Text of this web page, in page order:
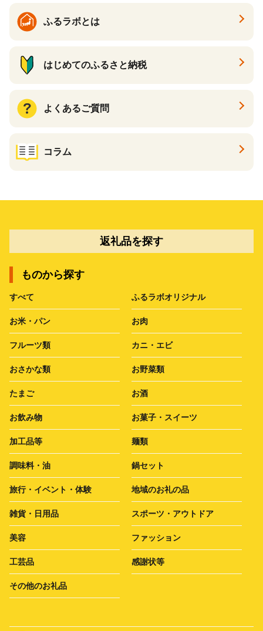
ふるラボとは
はじめてのふるさと納税
よくあるご質問
コラム
返礼品を探す
ものから探す
すべて ふるラボオリジナル
お米・パン お肉
フルーツ類 カニ・エビ
おさかな類 お野菜類
たまご お酒
お飲み物 お菓子・スイーツ
加工品等 麺類
調味料・油 鍋セット
旅行・イベント・体験 地域のお礼の品
雑貨・日用品 スポーツ・アウトドア
美容 ファッション
工芸品 感謝状等
その他のお礼品